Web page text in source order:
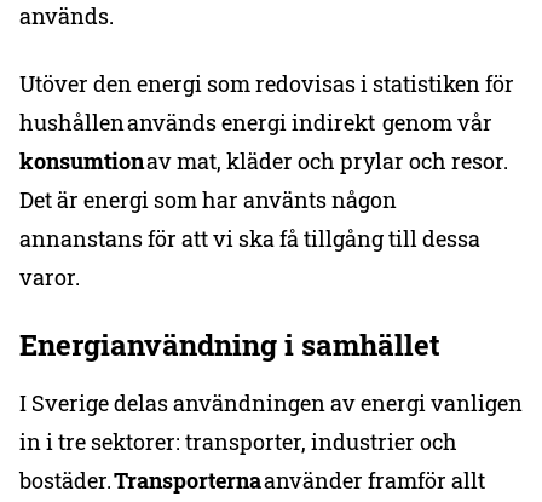
används.
Utöver den energi som redovisas i statistiken för
hushållen används energi indirekt genom vår
konsumtionav mat, kläder och prylar och resor.
Det är energi som har använts någon
annanstans för att vi ska få tillgång till dessa
varor.
Energianvändning i samhället
I Sverige delas användningen av energi vanligen
in i tre sektorer: transporter, industrier och
bostäder.Transporternaanvänder framför allt